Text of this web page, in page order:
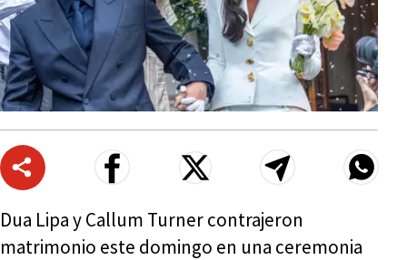
Dua Lipa y Callum Turner contrajeron
matrimonio este domingo en una ceremonia